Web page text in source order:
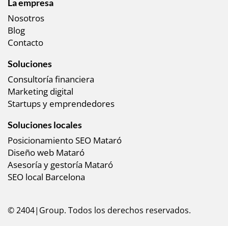
La empresa
Nosotros
Blog
Contacto
Soluciones
Consultoría financiera
Marketing digital
Startups y emprendedores
Soluciones locales
Posicionamiento SEO Mataró
Diseño web Mataró
Asesoría y gestoría Mataró
SEO local Barcelona
© 2404|Group. Todos los derechos reservados.